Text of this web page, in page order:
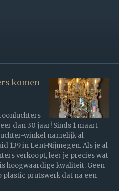
komen
dan 30 jaar! Sinds 1 maart
winkel namelijk al
139 in Lent-Nijmegen. Als je al
verkoopt, leer je precies wat
hoogwaardige kwaliteit. Geen
plastic prutswerk dat na een